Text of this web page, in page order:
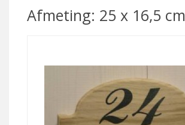
Afmeting: 25 x 16,5 cm